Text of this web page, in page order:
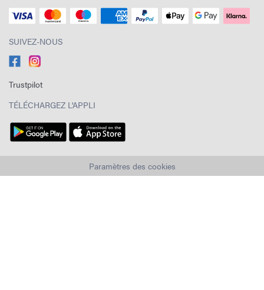
SUIVEZ-NOUS
Trustpilot
TÉLÉCHARGEZ L'APPLI
Paramètres des cookies